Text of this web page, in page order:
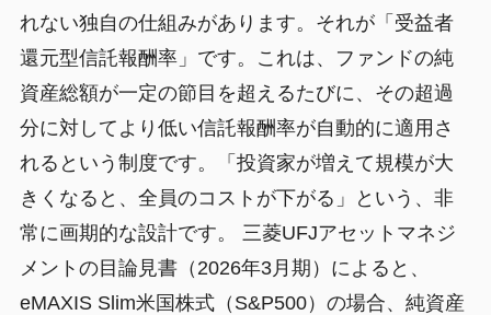
れない独自の仕組みがあります。それが「受益者
還元型信託報酬率」です。これは、ファンドの純
資産総額が一定の節目を超えるたびに、その超過
分に対してより低い信託報酬率が自動的に適用さ
れるという制度です。「投資家が増えて規模が大
きくなると、全員のコストが下がる」という、非
常に画期的な設計です。 三菱UFJアセットマネジ
メントの目論見書（2026年3月期）によると、
eMAXIS Slim米国株式（S&P500）の場合、純資産